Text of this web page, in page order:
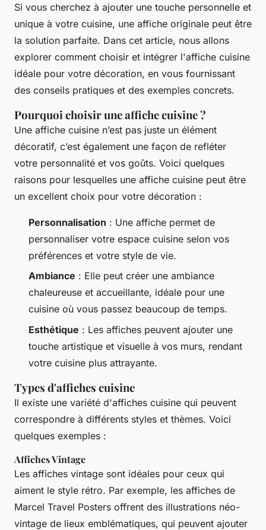
Si vous cherchez à ajouter une touche personnelle et
unique à votre cuisine, une affiche originale peut être
la solution parfaite. Dans cet article, nous allons
explorer comment choisir et intégrer l'affiche cuisine
idéale pour votre décoration, en vous fournissant
des conseils pratiques et des exemples concrets.
Pourquoi choisir une affiche cuisine ?
Une affiche cuisine n’est pas juste un élément
décoratif, c’est également une façon de refléter
votre personnalité et vos goûts. Voici quelques
raisons pour lesquelles une affiche cuisine peut être
un excellent choix pour votre décoration :
Personnalisation : Une affiche permet de
personnaliser votre espace cuisine selon vos
préférences et votre style de vie.
Ambiance : Elle peut créer une ambiance
chaleureuse et accueillante, idéale pour une
cuisine où vous passez beaucoup de temps.
Esthétique : Les affiches peuvent ajouter une
touche artistique et visuelle à vos murs, rendant
votre cuisine plus attrayante.
Types d'affiches cuisine
Il existe une variété d'affiches cuisine qui peuvent
correspondre à différents styles et thèmes. Voici
quelques exemples :
Affiches Vintage
Les affiches vintage sont idéales pour ceux qui
aiment le style rétro. Par exemple, les affiches de
Marcel Travel Posters offrent des illustrations néo-
vintage de lieux emblématiques, qui peuvent ajouter